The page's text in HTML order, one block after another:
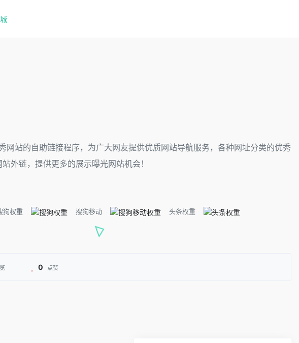
站的自助链接程序，为广大网友提供优质网站导航服务，各种网址分类的优秀
外链，提供更多的展示曝光网站机会！
狗权重 搜狗移动
头条权重
0 点赞